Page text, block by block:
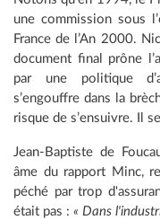
une commission sous
France de l’An 2000.
document final prône
par une politique
s’engouffre dans la
risque de s’ensuivre. Il
Jean-Baptiste de
âme du rapport Minc,
péché par trop
était pas : « Dans